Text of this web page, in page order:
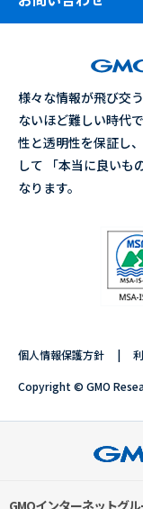
様々な情報が飛び交
ないほど難しい時代
性と透明性を保証し
して 「本当に良いも
なります。
個人情報保護方針
Copyright © GMO
GMOインターネットグ